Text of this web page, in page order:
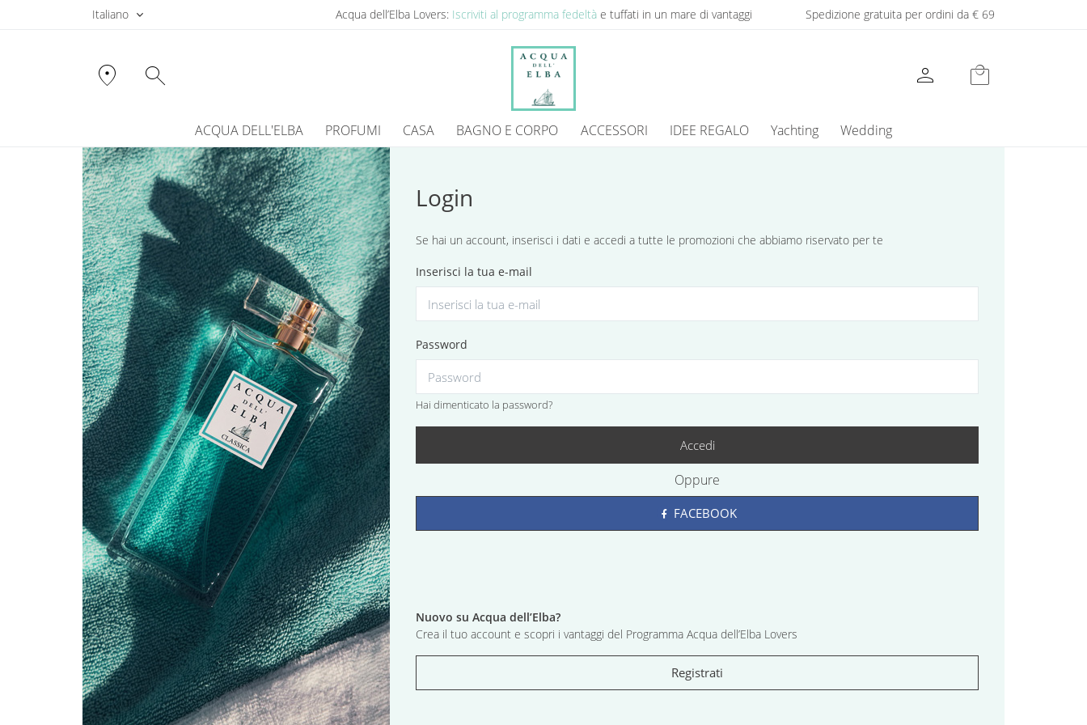
Italiano Acqua dell’Elba Lovers: Iscriviti al programma fedeltàe tuffati in un mare di vantaggi Spedizione gratuita per ordini da € 69
location_on search person local_mall
ACQUA DELL'ELBA PROFUMI CASA BAGNO E CORPO ACCESSORI IDEE REGALO Yachting Wedding
Login
Se hai un account, inserisci i dati e accedi a tutte le promozioni che abbiamo riservato per te
Inserisci la tua e-mail
Password
Hai dimenticato la password?
Accedi
Oppure
FACEBOOK
Nuovo su Acqua dell’Elba?
Crea il tuo account e scopri i vantaggi del Programma Acqua dell’Elba Lovers
Registrati